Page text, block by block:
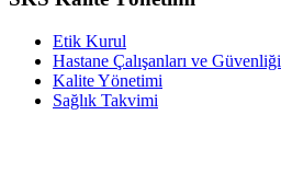
Etik Kurul
Hastane Çalışanları ve Güvenliği
Kalite Yönetimi
Sağlık Takvimi